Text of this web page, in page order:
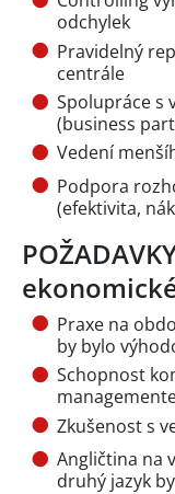
odchylek
Pravidelný
centrále
Spolupráce s
(business
Vedení
Podpora
(efektivita,
Praxe na
by bylo
Schopnost
Zkušenost s
Angličtina na
druhý jazyk